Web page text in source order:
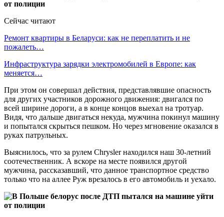
Сейчас читают
Ремонт квартиры в Беларуси: как не переплатить и не
пожалеть…
Инфраструктура зарядки электромобилей в Европе: как
меняется…
При этом он совершал действия, представлявшие опасность
для других участников дорожного движения: двигался по
всей ширине дороги, а в конце концов выехал на тротуар.
Видя, что дальше двигаться некуда, мужчина покинул машину
и попытался скрыться пешком. Но через мгновение оказался в
руках патрульных.
Выяснилось, что за рулем Chrysler находился наш 30-летний
соотечественник. А вскоре на месте появился другой
мужчина, рассказавший, что данное транспортное средство
только что на аллее Руж врезалось в его автомобиль и уехало.